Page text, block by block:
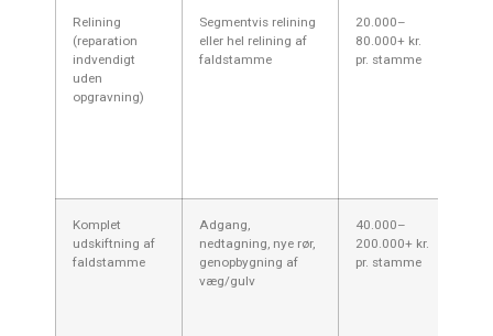
Relining
(reparation
indvendigt
uden
opgravning)
Segmentvis relining
eller hel relining af
faldstamme
20.000–
80.000+ kr.
pr. stamme
Komplet
udskiftning af
faldstamme
Adgang,
nedtagning, nye rør,
genopbygning af
væg/gulv
40.000–
200.000+ kr.
pr. stamme